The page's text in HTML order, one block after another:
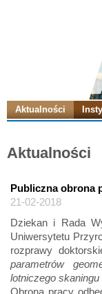
Aktualności
Aktualności
Publiczna obrona
21-02-2018
Dziekan i Rada
Uniwersytetu
rozprawy
parametrów
lotniczego skaningu
Obrona pracy